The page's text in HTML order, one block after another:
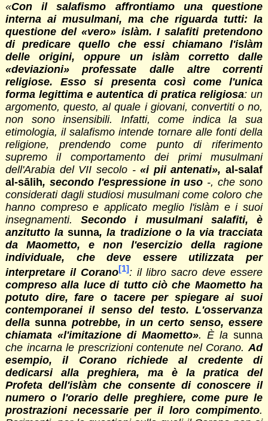
«Con il salafismo affrontiamo una questione
interna ai musulmani, ma che riguarda tutti: la
questione del «vero» islàm. I salafiti pretendono
di predicare quello che essi chiamano l'islàm
delle origini, oppure un islàm corretto dalle
«deviazioni» professate dalle altre correnti
religiose. Esso si presenta così come l'unica
forma legittima e autentica di pratica religiosa: un
argomento, questo, al quale i giovani, convertiti o no,
non sono insensibili. Infatti, come indica la sua
etimologia, il salafismo intende tornare alle fonti della
religione, prendendo come punto di riferimento
supremo il comportamento dei primi musulmani
dell'Arabia del VII secolo -«i pii antenati», al-salaf
al-sālih, secondo l'espressione in uso -, che sono
considerati dagli studiosi musulmani come coloro che
hanno compreso e applicato meglio l'islàm e i suoi
insegnamenti. Secondo i musulmani salafiti, è
anzitutto la sunna, la tradizione o la via tracciata
da Maometto, e non l'esercizio della ragione
individuale, che deve essere utilizzata per
interpretare il Corano[1]: il libro sacro deve essere
compreso alla luce di tutto ciò che Maometto ha
potuto dire, fare o tacere per spiegare ai suoi
contemporanei il senso del testo. L'osservanza
della sunna potrebbe, in un certo senso, essere
chiamata «l'imitazione di Maometto». È la sunna
che incarna le prescrizioni contenute nel Corano.Ad
esempio, il Corano richiede al credente di
dedicarsi alla preghiera, ma è la pratica del
Profeta dell'islàm che consente di conoscere il
numero o l'orario delle preghiere, come pure le
prostrazioni necessarie per il loro compimento.